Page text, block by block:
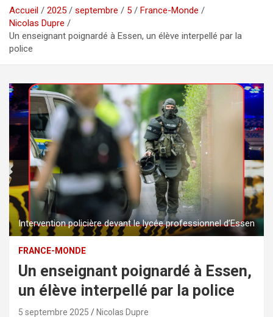
Accueil 2025 septembre 5
France-Monde
Nicolas Dupre
Un enseignant poignardé à Essen, un élève interpellé par la
police
Intervention policière devant le lycée professionnel d’Essen
FRANCE-MONDE
Un enseignant poignardé à Essen,
un élève interpellé par la police
5 septembre 2025 Nicolas Dupre